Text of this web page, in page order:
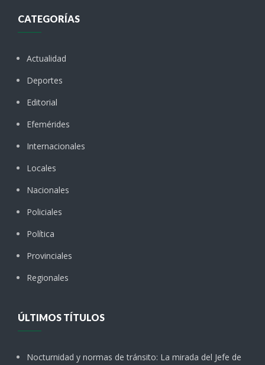
CATEGORÍAS
Actualidad
Deportes
Editorial
Efemérides
Internacionales
Locales
Nacionales
Policiales
Política
Provinciales
Regionales
ÚLTIMOS TÍTULOS
Nocturnidad y normas de tránsito: La mirada del Jefe de